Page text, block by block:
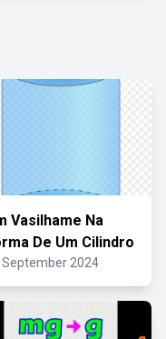
Vasilhame Na
De Um Cilindro
September 2024